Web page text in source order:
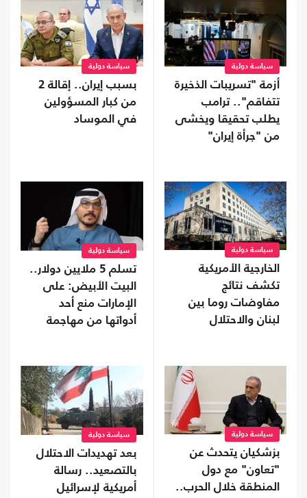
سياسة دولية
أزمة "تسريبات الذخيرة
تتفاقم".. ترامب
يطلب تحقيقا ويخشى
من "جرأة إيران"
سياسة دولية
بسبب إيران.. إقالة 2
من كبار المسؤولين
في الموساد
سياسة دولية
الخارجية الأمريكية
تكشف نتائج
مفاوضات روما بين
لبنان والاحتلال
سياسة دولية
تسلم 5 ملايين دولار..
البيت الأبيض: على
الإمارات منع أحد
أدواتها من مهاجمة
سياسة دولية
بزشكيان يتحدث عن
"تعاون" مع دول
المنطقة خلال الحرب..
سياسة دولية
بعد تهديدات الاحتلال
بالتصعيد.. رسالة
أمريكية لإسرائيل